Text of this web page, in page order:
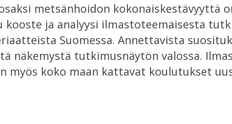
metsänhoidon kokonaiskestävyyttä
kooste ja analyysi ilmastoteemaisesta
Suomessa. Annettavista
näkemystä tutkimusnäytön valossa.
myös koko maan kattavat koulutukset